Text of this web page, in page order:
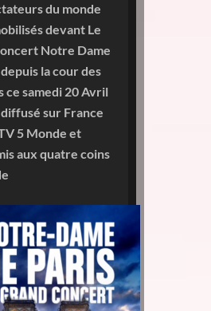
du monde
devant Le
Notre Dame
la cour des
ce samedi 20 Avril
sur France
5 Monde et
aux quatre coins